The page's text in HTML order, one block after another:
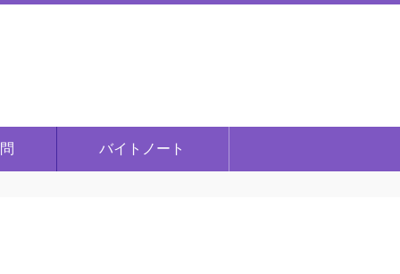
バイトノート